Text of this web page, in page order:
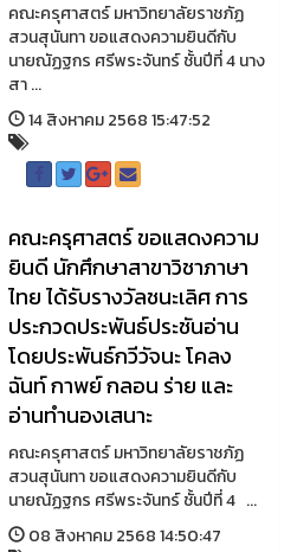
คณะครุศาสตร์ มหาวิทยาลัยราชภัฏ
สวนสุนันทา ขอแสดงความยินดีกับ
นายณัฏฐกร ศรีพระจันทร์ ชั้นปีที่ 4 นาง
สา ...
14 สิงหาคม 2568 15:47:52
คณะครุศาสตร์ ขอแสดงความ
ยินดี นักศึกษาสาขาวิชาภาษา
ไทย ได้รับรางวัลชนะเลิศ การ
ประกวดประพันธ์ประชันอ่าน
โดยประพันธ์กวีวัจนะ โคลง
ฉันท์ กาพย์ กลอน ร่าย และ
อ่านทำนองเสนาะ
คณะครุศาสตร์ มหาวิทยาลัยราชภัฏ
สวนสุนันทา ขอแสดงความยินดีกับ
นายณัฏฐกร ศรีพระจันทร์ ชั้นปีที่ 4 ...
08 สิงหาคม 2568 14:50:47